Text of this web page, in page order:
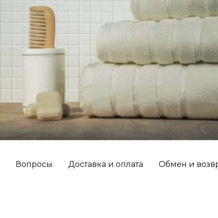
Вопросы Доставка и оплата Обмен и